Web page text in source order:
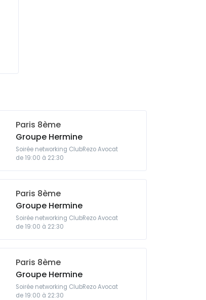
Paris 8ème
Groupe Hermine
Soirée networking ClubRezo Avocat
de 19:00 à 22:30
Paris 8ème
Groupe Hermine
Soirée networking ClubRezo Avocat
de 19:00 à 22:30
Paris 8ème
Groupe Hermine
Soirée networking ClubRezo Avocat
de 19:00 à 22:30